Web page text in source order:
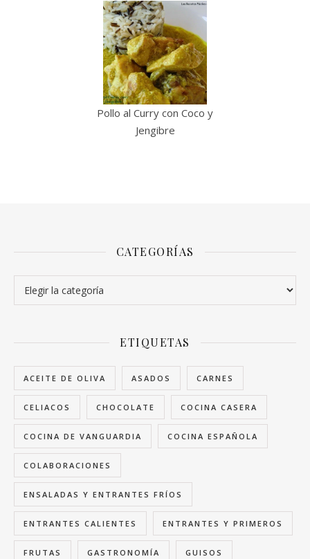
Pollo al Curry con Coco y
Jengibre
CATEGORÍAS
Categorías
ETIQUETAS
ACEITE DE OLIVA ASADOS CARNES
CELIACOS CHOCOLATE COCINA CASERA
COCINA DE VANGUARDIA COCINA ESPAÑOLA
COLABORACIONES
ENSALADAS Y ENTRANTES FRÍOS
ENTRANTES CALIENTES ENTRANTES Y PRIMEROS
FRUTAS GASTRONOMÍA GUISOS